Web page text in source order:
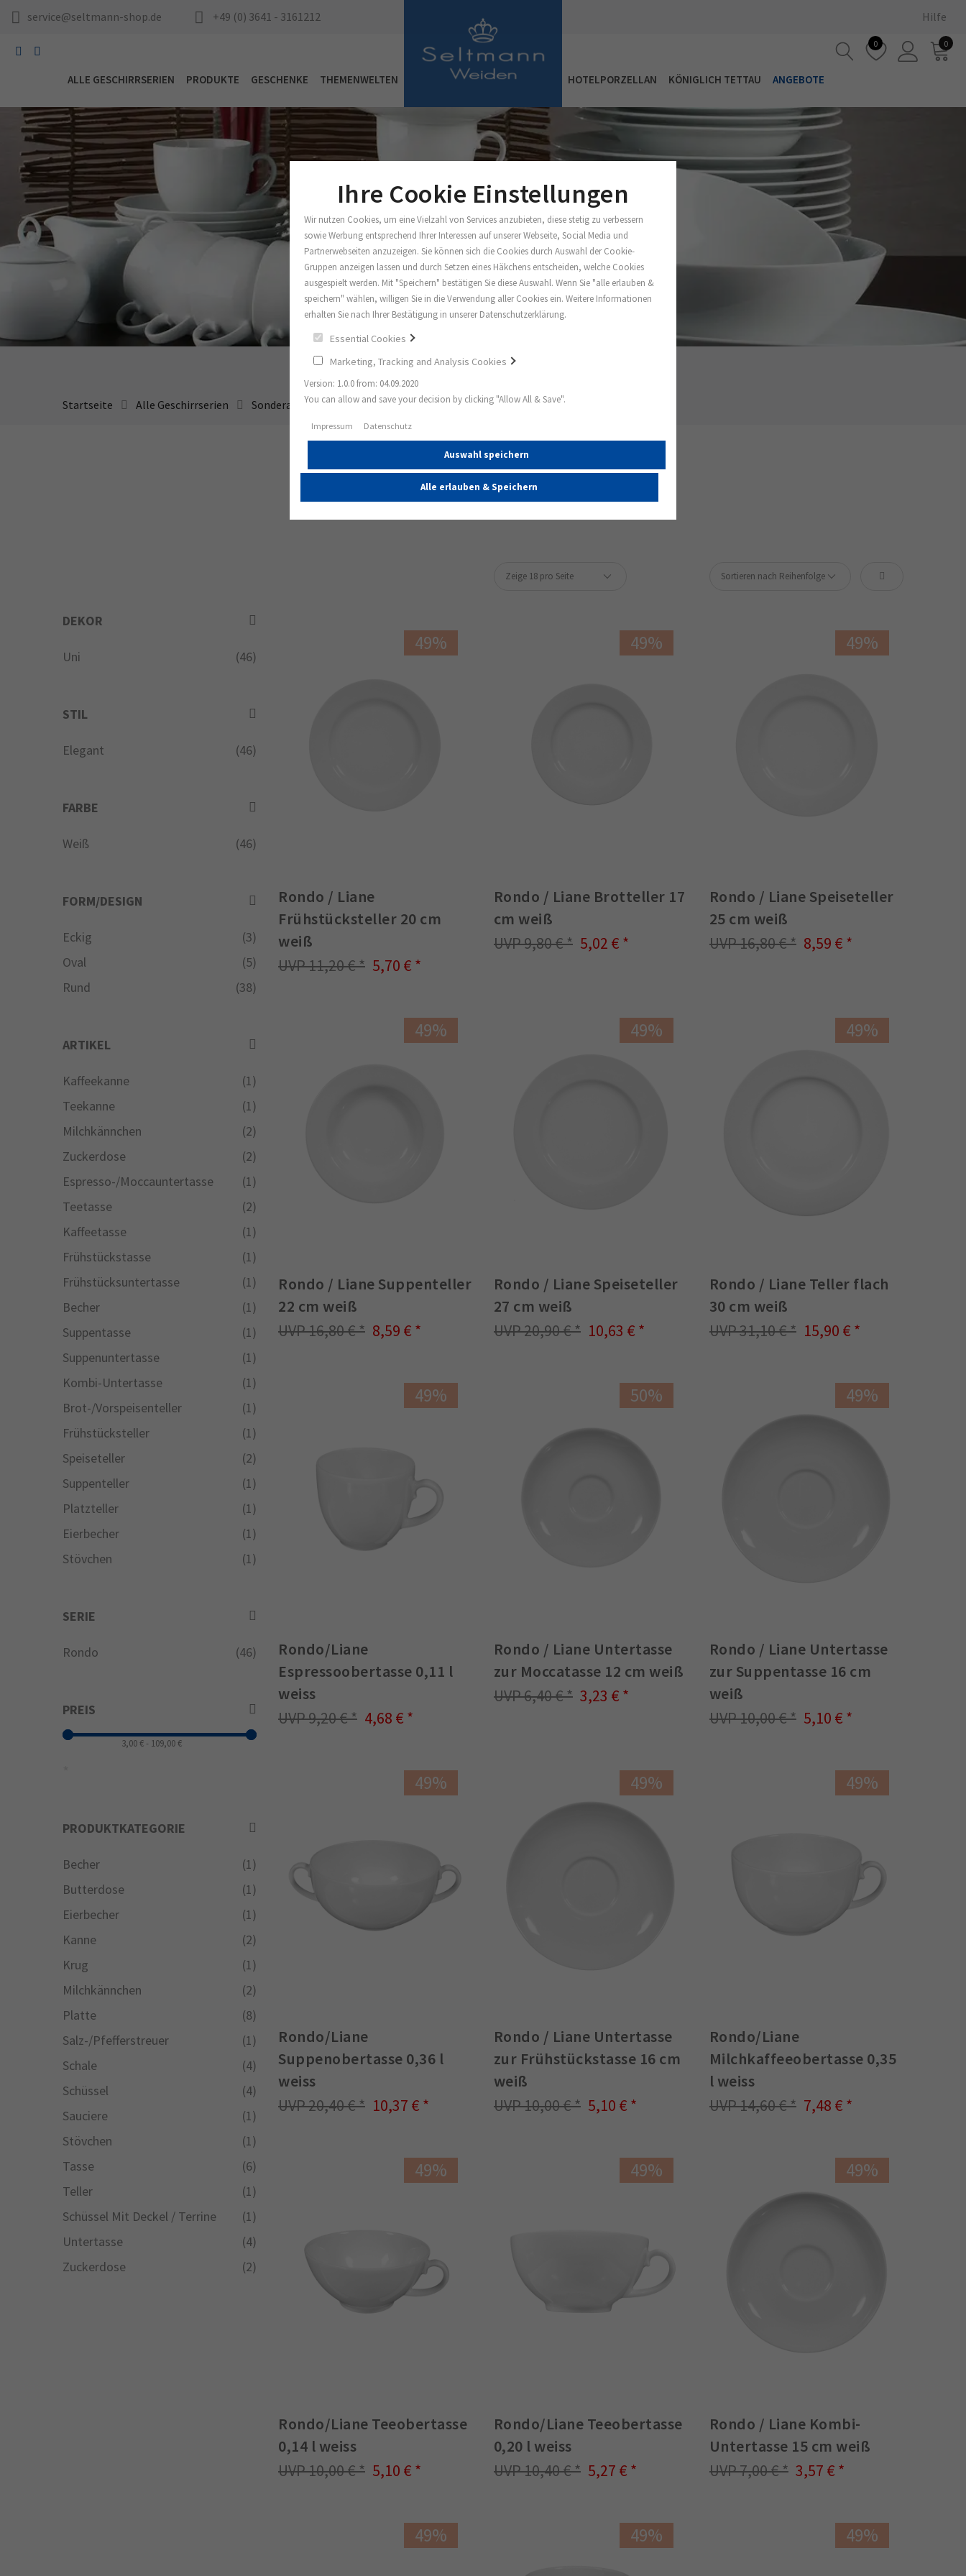
service@seltmann-shop.de +49 (0) 3641 - 3161212 Hilfe
ALLE GESCHIRRSERIEN PRODUKTE GESCHENKE THEMENWELTEN HOTELPORZELLAN KÖNIGLICH TETTAU ANGEBOTE
0 0
Startseite Alle Geschirrserien Sonderangebote Rondo weiß
RONDO WEISS
DEKOR
Uni (46)
STIL
Elegant (46)
FARBE
Weiß (46)
FORM/DESIGN
Eckig
(3)
Oval
(5)
Rund
(38)
ARTIKEL
Kaffeekanne
(1)
Teekanne
(1)
Milchkännchen
(2)
Zuckerdose
(2)
Espresso-/Moccauntertasse
(1)
Teetasse
(2)
Kaffeetasse
(1)
Frühstückstasse
(1)
Frühstücksuntertasse
(1)
Becher
(1)
Suppentasse
(1)
Suppenuntertasse
(1)
Kombi-Untertasse
(1)
Brot-/Vorspeisenteller
(1)
Frühstücksteller
(1)
Speiseteller
(2)
Suppenteller
(1)
Platzteller
(1)
Eierbecher
(1)
Stövchen
(1)
SERIE
Rondo (46)
PREIS
PRODUKTKATEGORIE
Becher
(1)
Butterdose
(1)
Eierbecher
(1)
Kanne
(2)
Krug
(1)
Milchkännchen
(2)
Platte
(8)
Salz-/Pfefferstreuer
(1)
Schale
(4)
Schüssel
(4)
Sauciere
(1)
Stövchen
(1)
Tasse
(6)
Teller
(1)
Schüssel Mit Deckel / Terrine
(1)
Untertasse
(4)
Zuckerdose
(2)
49%
Rondo / Liane
Frühstücksteller 20 cm
weiß
11,20 €
5,70 €
49%
Rondo / Liane Brotteller 17
cm weiß
9,80 €
5,02 €
49%
Rondo / Liane Speiseteller
25 cm weiß
16,80 €
8,59 €
49%
Rondo / Liane Suppenteller
22 cm weiß
16,80 €
8,59 €
49%
Rondo / Liane Speiseteller
27 cm weiß
20,90 €
10,63 €
49%
Rondo / Liane Teller flach
30 cm weiß
31,10 €
15,90 €
49%
Rondo/Liane
Espressoobertasse 0,11 l
weiss
9,20 €
4,68 €
50%
Rondo / Liane Untertasse
zur Moccatasse 12 cm weiß
6,40 €
3,23 €
49%
Rondo / Liane Untertasse
zur Suppentasse 16 cm
weiß
10,00 €
5,10 €
49%
Rondo/Liane
Suppenobertasse 0,36 l
weiss
20,40 €
10,37 €
49%
Rondo / Liane Untertasse
zur Frühstückstasse 16 cm
weiß
10,00 €
5,10 €
49%
Rondo/Liane
Milchkaffeeobertasse 0,35
l weiss
14,60 €
7,48 €
49%
Rondo/Liane Teeobertasse
0,14 l weiss
10,00 €
5,10 €
49%
Rondo/Liane Teeobertasse
0,20 l weiss
10,40 €
5,27 €
49%
Rondo / Liane Kombi-
Untertasse 15 cm weiß
7,00 €
3,57 €
49% 49% 49%
Ihre Cookie Einstellungen
Wir nutzen Cookies, um eine Vielzahl von Services anzubieten, diese stetig zu verbessern
sowie Werbung entsprechend Ihrer Interessen auf unserer Webseite, Social Media und
Partnerwebseiten anzuzeigen. Sie können sich die Cookies durch Auswahl der Cookie-
Gruppen anzeigen lassen und durch Setzen eines Häkchens entscheiden, welche Cookies
ausgespielt werden. Mit "Speichern" bestätigen Sie diese Auswahl. Wenn Sie "alle erlauben &
speichern" wählen, willigen Sie in die Verwendung aller Cookies ein. Weitere Informationen
erhalten Sie nach Ihrer Bestätigung in unserer Datenschutzerklärung.
Essential Cookies
Marketing, Tracking and Analysis Cookies
Version: 1.0.0 from: 04.09.2020
You can allow and save your decision by clicking "Allow All & Save".
Impressum Datenschutz
Auswahl speichern
Alle erlauben & Speichern